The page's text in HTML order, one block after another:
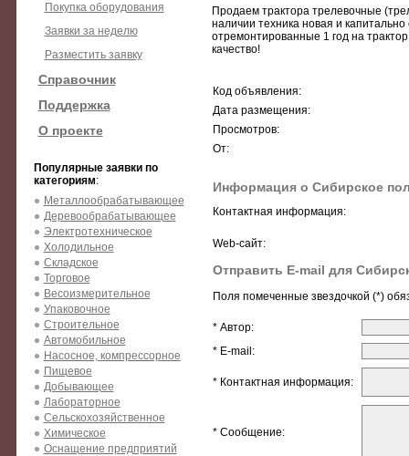
Покупка оборудования
Заявки за неделю
Разместить заявку
Справочник
Поддержка
О проекте
Популярные заявки по
категориям:
Металлообрабатывающее
Деревообрабатывающее
Электротехническое
Холодильное
Складское
Торговое
Весоизмерительное
Упаковочное
Строительное
Автомобильное
Насосное, компрессорное
Пищевое
Добывающее
Лабораторное
Сельскохозяйственное
Химическое
Оснащение предприятий
Продаем трактора трелевочные
наличии техника новая и
отремонтированные 1 год на
качество!
Код объявления:
Дата размещения:
Просмотров:
От:
Информация о Сибирское
Контактная информация:
Web-сайт:
Отправить E-mail для
Поля помеченные звездочкой (*)
* Автор:
* E-mail:
* Контактная информация:
* Сообщение: